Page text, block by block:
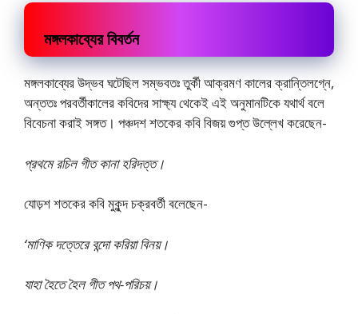
মঙ্গলকাব্যের বিবর্তন
মঙ্গলকাব্যের উদ্ভব ঘটেছিল সম্ভবতঃ তুর্কী আক্রমণ কালের ক্রান্তিলগ্নে,
অন্ততঃ পরবর্তীকালের কবিদের সাক্ষ্য থেকেই এই অনুমানটিকে যথার্থ বলে
বিবেচনা করাই সঙ্গত। পঞ্চদশ শতকের কবি বিজয় গুপ্ত উল্লেখ করেছেন-
প্রথমে রচিল গীত কানা হরিদত্ত।
যােড়শ শতকের কবি মুকুন্দ চক্রবর্তী বলেছেন-
‘মাণিক দত্তেরে বন্দো করিয়া বিনয়।
যাহা হৈতে হৈল গীত পথ-পরিচয়।